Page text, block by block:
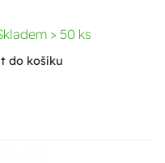
> 50 ks
do košíku